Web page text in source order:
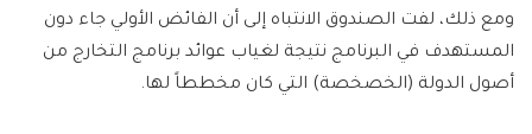
ومع ذلك، لفت الصندوق الانتباه إلى أن الفائض الأولي جاء دون
المستهدف في البرنامج نتيجة لغياب عوائد برنامج التخارج من
أصول الدولة (الخصخصة) التي كان مخططاً لها.